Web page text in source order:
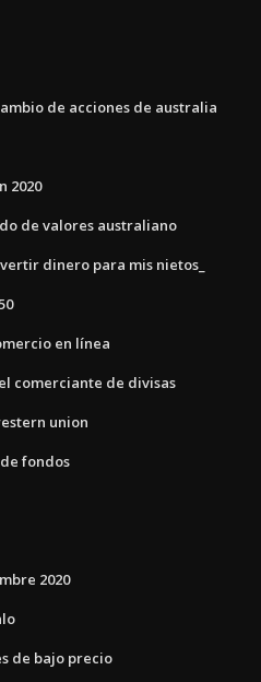
de acciones de australia
2020
de valores australiano
dinero para mis nietos_
en línea
comerciante de divisas
union
fondos
2020
de bajo precio